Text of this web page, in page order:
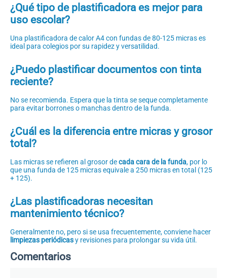
¿Qué tipo de plastificadora es mejor para
uso escolar?
Una plastificadora de calor A4 con fundas de 80-125 micras es
ideal para colegios por su rapidez y versatilidad.
¿Puedo plastificar documentos con tinta
reciente?
No se recomienda. Espera que la tinta se seque completamente
para evitar borrones o manchas dentro de la funda.
¿Cuál es la diferencia entre micras y grosor
total?
Las micras se refieren al grosor decada cara de la funda, por lo
que una funda de 125 micras equivale a 250 micras en total (125
+ 125).
¿Las plastificadoras necesitan
mantenimiento técnico?
Generalmente no, pero si se usa frecuentemente, conviene hacer
limpiezas periódicasy revisiones para prolongar su vida útil.
Comentarios